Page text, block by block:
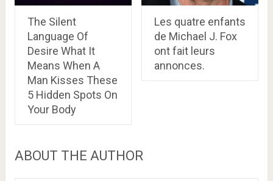
The Silent
Language Of
Desire What It
Means When A
Man Kisses These
5 Hidden Spots On
Your Body
Les quatre enfants
de Michael J. Fox
ont fait leurs
annonces.
ABOUT THE AUTHOR